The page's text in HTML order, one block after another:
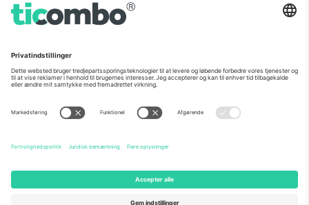
Regus Sofia City West, bul
Totleben 53-55, 1606 Sofia,
UAE Dubai Silicon Oasis, DDP
Mexico
Av Chapultepec 360, Roma
Norte, Cuauhtémoc, 06700
Ciudad de México, CDMX,
sted, begivenhed og/eller domæne. For detaljer se den specifikke
begivenhedsside, tryk og vilkår.,Virksomhed
Ticombo. Alle rettigheder forbeholdes.